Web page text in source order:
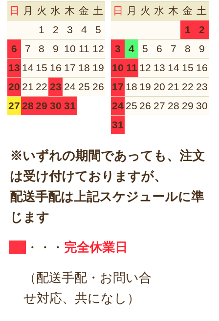
日 月 火 水 木 金 土
1
2 3 4
5
6
7 8 9 10 11 12
13 14 15 16 17 18 19
20 21 22 23 24 25 26
27 28 29 30 31
日 月 火 水 木 金 土
1
2
3
4 5 6 7 8
9
10 11 12 13 14 15 16
17 18 19 20 21 22 23
24 25 26 27 28 29 30
31
※いずれの期間であっても、注文
は受け付けておりますが、
配送手配は上記スケジュールに準
じます
・・・ 完全休業日
（配送手配・お問い合
せ対応、共になし）